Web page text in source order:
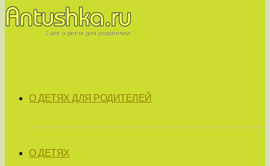
О ДЕТЯХ ДЛЯ РОДИТЕЛЕЙ
О ДЕТЯХ